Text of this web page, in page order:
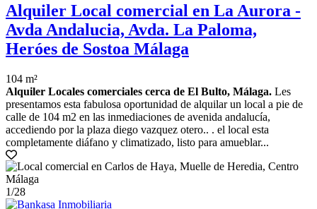
Alquiler Local comercial en La Aurora -
Avda Andalucia, Avda. La Paloma,
Heróes de Sostoa Málaga
104 m²
Alquiler Locales comerciales cerca de El Bulto, Málaga. Les
presentamos esta fabulosa oportunidad de alquilar un local a pie de
calle de 104 m2 en las inmediaciones de avenida andalucía,
accediendo por la plaza diego vazquez otero.. . el local esta
completamente diáfano y climatizado, listo para amueblar...
1/28